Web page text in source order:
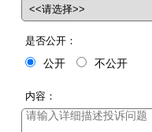
是否公开：
公开 不公开
内容：